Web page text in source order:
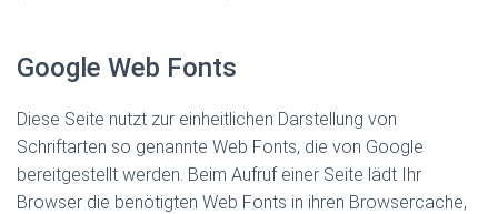
Google Web Fonts
Diese Seite nutzt zur einheitlichen Darstellung von
Schriftarten so genannte Web Fonts, die von Google
bereitgestellt werden. Beim Aufruf einer Seite lädt Ihr
Browser die benötigten Web Fonts in ihren Browsercache,